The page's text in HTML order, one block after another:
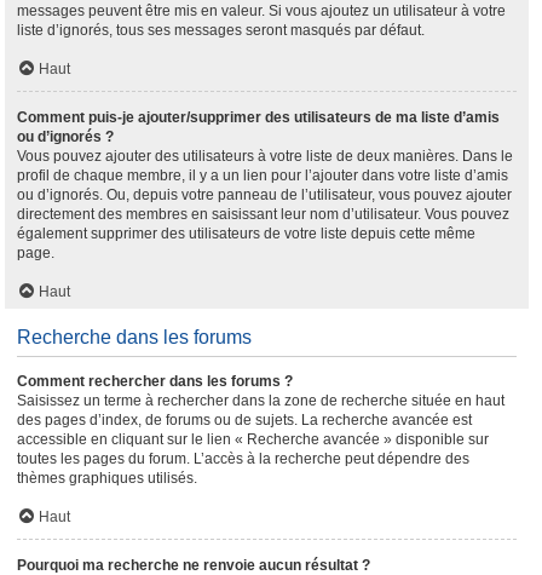
messages peuvent être mis en valeur. Si vous ajoutez un utilisateur à votre
liste d’ignorés, tous ses messages seront masqués par défaut.
Haut
Comment puis-je ajouter/supprimer des utilisateurs de ma liste d’amis
ou d’ignorés ?
Vous pouvez ajouter des utilisateurs à votre liste de deux manières. Dans le
profil de chaque membre, il y a un lien pour l’ajouter dans votre liste d’amis
ou d’ignorés. Ou, depuis votre panneau de l’utilisateur, vous pouvez ajouter
directement des membres en saisissant leur nom d’utilisateur. Vous pouvez
également supprimer des utilisateurs de votre liste depuis cette même
page.
Haut
Recherche dans les forums
Comment rechercher dans les forums ?
Saisissez un terme à rechercher dans la zone de recherche située en haut
des pages d’index, de forums ou de sujets. La recherche avancée est
accessible en cliquant sur le lien « Recherche avancée » disponible sur
toutes les pages du forum. L’accès à la recherche peut dépendre des
thèmes graphiques utilisés.
Haut
Pourquoi ma recherche ne renvoie aucun résultat ?